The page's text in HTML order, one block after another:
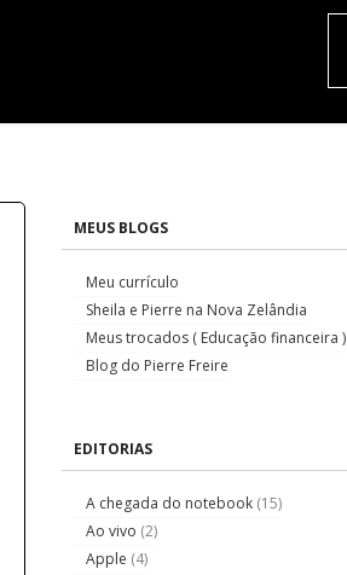
MEUS BLOGS
Meu currículo
Sheila e Pierre na Nova Zelândia
Meus trocados ( Educação financeira )
Blog do Pierre Freire
EDITORIAS
A chegada do notebook (15)
Ao vivo (2)
Apple (4)